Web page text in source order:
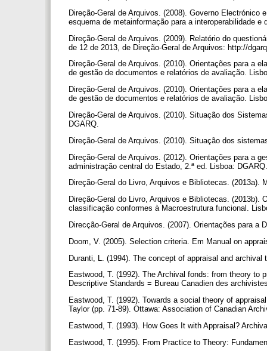
Direção-Geral de Arquivos. (2008). Governo Electrónico
esquema de metainformação para a interoperabilidade
Direção-Geral de Arquivos. (2009). Relatório do
de 12 de 2013, de Direção-Geral de Arquivos: http://
Direção-Geral de Arquivos. (2010). Orientações para a
de gestão de documentos e relatórios de avaliação.
Direção-Geral de Arquivos. (2010). Orientações para a
de gestão de documentos e relatórios de avaliação.
Direção-Geral de Arquivos. (2010). Situação dos
DGARQ.
Direção-Geral de Arquivos. (2010). Situação dos
Direção-Geral de Arquivos. (2012). Orientações para a
administração central do Estado, 2.ª ed. Lisboa:
Direção-Geral do Livro, Arquivos e Bibliotecas.
Direção-Geral do Livro, Arquivos e Bibliotecas.
classificação conformes à Macroestrutura funcional.
Direcção-Geral de Arquivos. (2007). Orientações para
Doom, V. (2005). Selection criteria. Em Manual on
Duranti, L. (1994). The concept of appraisal and
Eastwood, T. (1992). The Archival fonds: from theory to
Descriptive Standards = Bureau Canadien des
Eastwood, T. (1992). Towards a social theory of
Taylor (pp. 71-89). Ottawa: Association of Canadian
Eastwood, T. (1993). How Goes It with Appraisal?
Eastwood, T. (1995). From Practice to Theory: